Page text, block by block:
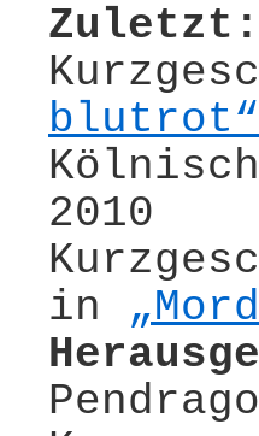
Zuletzt:
blutrot“
2010
in